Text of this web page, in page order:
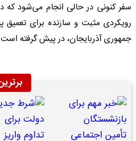
سفر کنونی در حالی انجام می‌شود که
رویکردی مثبت و سازنده برای تعمیق
جمهوری آذربایجان، در پیش گرفته